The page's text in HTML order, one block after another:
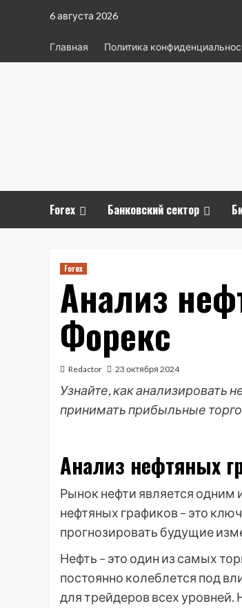
содержимому
6 августа 2026
Главная Политика
Forex Банковский сектор
Forex
Анализ
Форекс
Redactor 23 октября 2024
Узнайте, как анализировать
принимать прибыльные
Анализ нефтяных
Рынок нефти является
нефтяных графиков – это
прогнозировать будущие
Нефть – это один из самых
постоянно колеблется под
для трейдеров всех